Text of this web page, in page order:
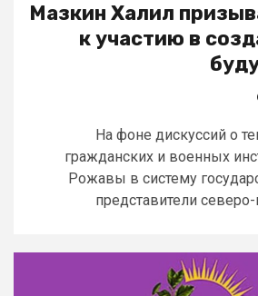
Мазкин Халил
к участию в
На фоне дискуссий о
гражданских и военных
Рожавы в систему
представители